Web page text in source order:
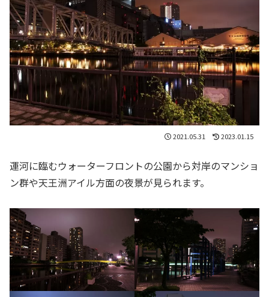
2021.05.31 2023.01.15
運河に臨むウォーターフロントの公園から対岸のマンショ
ン群や天王洲アイル方面の夜景が見られます。